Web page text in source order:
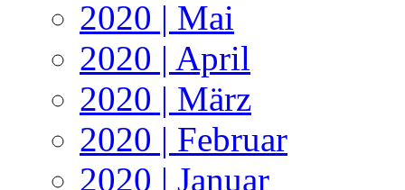
2020 | Mai
2020 | April
2020 | März
2020 | Februar
2020 | Januar